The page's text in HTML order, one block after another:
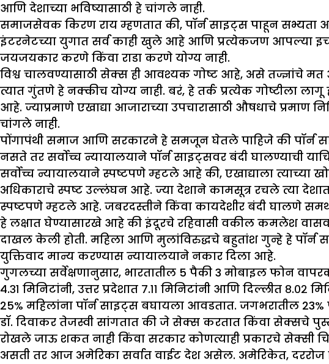
आणि देशाच्या भविष्यासाठी हे चांगले नाही.
समाजसेवक किरण राय म्हणतात की, पॉर्न साइट्स पाहून सभ्यता
इंटरनेटच्या युगात सर्व काही खुले आहे आणि प्रत्येकजण आपल्या
जयजयकार करणे किंवा राडा करणे योग्य नाही.
विश्व चालवण्यासाठी सेक्स ही आवश्यक गोष्ट आहे, असे तज्ज्ञांचे
त्यात गुंतणे हे नक्कीच योग्य नाही. बरं, हे तर्क प्रत्येक गोष्टीला
आहे. ज्याप्रमाणे एखाद्या आजाराच्या उपचारासाठी औषधाचे
चांगले नाही.
पोंगापंथी समाज आणि सरकारने हे समजून घेतले पाहिजे की पॉर्न
नसते तर सर्वोच्च न्यायालयाने पॉर्न साइट्सवर बंदी घालण्याची
सर्वोच्च न्यायालयाने स्पष्टपणे म्हटले आहे की, एखाद्याला त्याच्या
अधिकाराचे स्पष्ट उल्लंघन आहे. ज्या देशाने कामसूत्र रचले त्या देशात
स्पष्टपणे म्हटले आहे. जबरदस्तीने किंवा कायदेशीर बंदी घालणे
हे लक्षात घेण्यासारखे आहे की इंदूरचे रहिवासी वकील कमलेश
दाखल केली होती. महिला आणि मुलांविरुद्धचे बहुतांश गुन्हे हे पॉर्न
युक्तिवाद मान्य करण्यास न्यायालयाने नकार दिला आहे.
गुगलच्या सर्वेक्षणानुसार, भारतातील 5 पैकी 3 मोबाइल फोन
४.३१ मिनिटांनी, उत्तर प्रदेशात ७.११ मिनिटांनी आणि दिल्लीत ८.०२
25% महिलांना पॉर्न साइट्स बघायला आवडतात. जगभरातील 23%
डॉ. दिवाकर तेजस्वी सांगतात की जे सेक्स करतात किंवा सेक्सचे
रोखले जाऊ शकत नाही किंवा सरकार कोणत्याही प्रकारचे सेक्सी
असती तर आज अमेरिका सर्वात वाईट देश असेल. अमेरिकेत, दररोज